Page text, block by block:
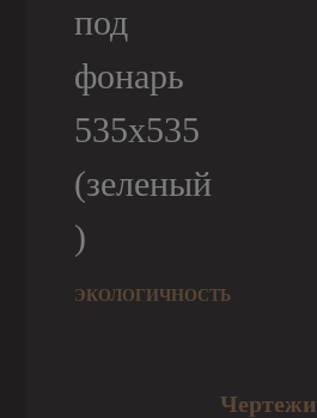
ЭКОЛОГИЧНОСТЬ
Чертежи